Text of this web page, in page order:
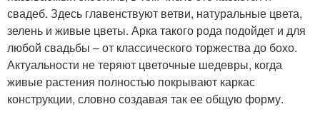
свадеб. Здесь главенствуют ветви, натуральные цвета,
зелень и живые цветы. Арка такого рода подойдет и для
любой свадьбы – от классического торжества до бохо.
Актуальности не теряют цветочные шедевры, когда
живые растения полностью покрывают каркас
конструкции, словно создавая так ее общую форму.